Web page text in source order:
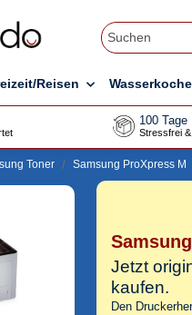
Reisen
100
Stressfrei
Toner Samsung ProXpress M
Jetzt
kaufen.
Den